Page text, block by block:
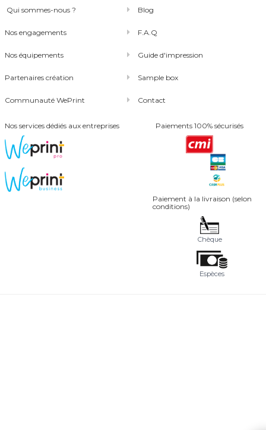
Qui sommes-nous ?
Nos engagements
Nos équipements
Partenaires création
Communauté WePrint
Blog
F.A.Q
Guide d'impression
Sample box
Contact
Nos services dédiés aux entreprises Paiements 100% sécurisés
Paiement à la livraison (selon
conditions)
Chèque
Espèces